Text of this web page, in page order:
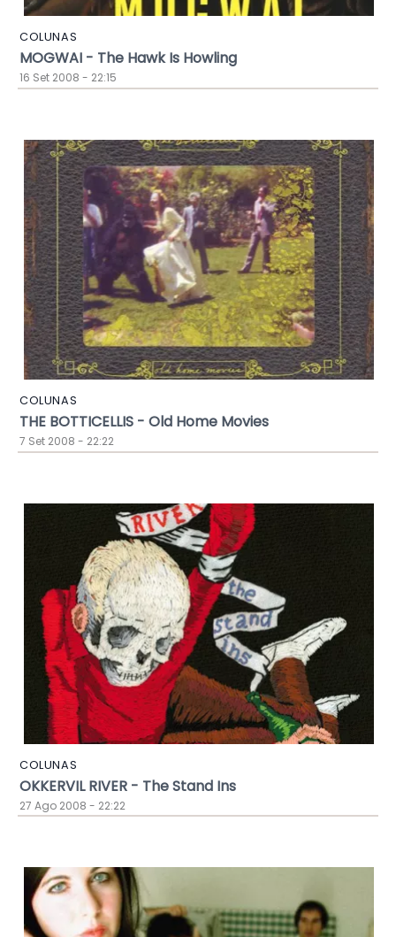
COLUNAS
MOGWAI - The Hawk Is Howling
16 Set 2008 - 22:15
COLUNAS
THE BOTTICELLIS - Old Home Movies
7 Set 2008 - 22:22
COLUNAS
OKKERVIL RIVER - The Stand Ins
27 Ago 2008 - 22:22